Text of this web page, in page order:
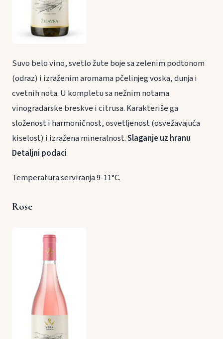
Suvo belo vino, svetlo žute boje sa zelenim podtonom
(odraz) i izraženim aromama pčelinjeg voska, dunja i
cvetnih nota. U kompletu sa nežnim notama
vinogradarske breskve i citrusa. Karakteriše ga
složenost i harmoničnost, osvetljenost (osvežavajuća
kiselost) i izražena mineralnost.Slaganje uz hranu
Detaljni podaci
Temperatura serviranja 9-11°C.
Rose